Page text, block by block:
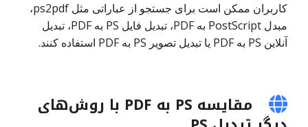
کاربران ممکن است برای جستجو از عباراتی مثل ps2pdf،
مبدل PostScript به PDF، تبدیل فایل PS به PDF، تبدیل
آنلاین PS به PDF یا تبدیل تصویر PS به PDF استفاده کنند.
مقایسه PS به PDF با روش‌های